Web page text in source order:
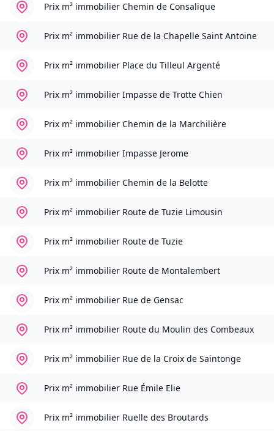
Prix m² immobilier Chemin de Consalique
Prix m² immobilier Rue de la Chapelle Saint Antoine
Prix m² immobilier Place du Tilleul Argenté
Prix m² immobilier Impasse de Trotte Chien
Prix m² immobilier Chemin de la Marchilière
Prix m² immobilier Impasse Jerome
Prix m² immobilier Chemin de la Belotte
Prix m² immobilier Route de Tuzie Limousin
Prix m² immobilier Route de Tuzie
Prix m² immobilier Route de Montalembert
Prix m² immobilier Rue de Gensac
Prix m² immobilier Route du Moulin des Combeaux
Prix m² immobilier Rue de la Croix de Saintonge
Prix m² immobilier Rue Émile Elie
Prix m² immobilier Ruelle des Broutards